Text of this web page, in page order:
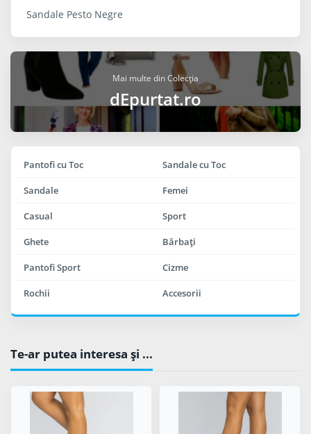
Sandale Pesto Negre
Mai multe din Colecția
dEpurtat.ro
Pantofi cu Toc Sandale cu Toc
Sandale Femei
Casual Sport
Ghete Bărbaţi
Pantofi Sport Cizme
Rochii Accesorii
Te-ar putea interesa şi ...